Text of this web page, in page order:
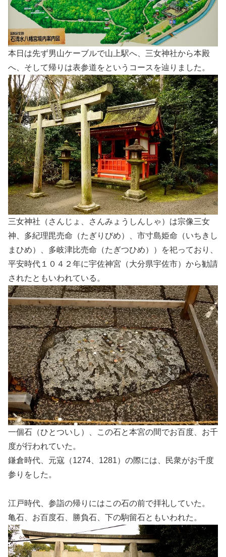
本日は先ず男山ケーブルで山上駅へ、三女神社から本殿
へ、そして帰りは表参道をというコースを辿りました。
三女神社（さんじょ、さんみょうしんしゃ）は宗像三女
神、多紀理毘売命（たぎりびめ）、市寸島姫命（いちきし
まひめ）、多岐津比売命（たぎつひめ））を祀っており、
平安時代１０４２年に宇佐神宮（大分県宇佐市）から勧請
されたともいわれている。
一個石（ひとついし）、この石と本宮の間でお百度、お千
度が行われていた。
鎌倉時代、元寇（1274、1281）の際には、民衆がお千度
参りをした。
江戸時代、参詣の帰りにはこの石の前で拝礼していた。
亀石、お百度石、勝負石、下の駒留石ともいわれた。